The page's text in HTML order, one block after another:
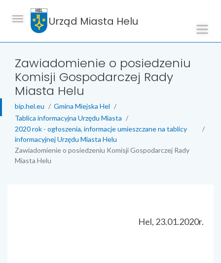
Urząd Miasta Helu
Zawiadomienie o posiedzeniu
Komisji Gospodarczej Rady
Miasta Helu
bip.hel.eu
Gmina Miejska Hel
Tablica informacyjna Urzędu Miasta
2020 rok - ogłoszenia, informacje umieszczane na tablicy
informacyjnej Urzędu Miasta Helu
Zawiadomienie o posiedzeniu Komisji Gospodarczej Rady
Miasta Helu
Hel, 23.01.2020r.